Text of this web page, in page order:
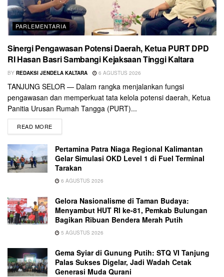
PARLEMENTARIA
Sinergi Pengawasan Potensi Daerah, Ketua PURT DPD
RI Hasan Basri Sambangi Kejaksaan Tinggi Kaltara
BY REDAKSI JENDELA KALTARA 6 AGUSTUS 2026
TANJUNG SELOR — Dalam rangka menjalankan fungsi
pengawasan dan memperkuat tata kelola potensi daerah, Ketua
Panitia Urusan Rumah Tangga (PURT)...
READ MORE
Pertamina Patra Niaga Regional Kalimantan
Gelar Simulasi OKD Level 1 di Fuel Terminal
Tarakan
6 AGUSTUS 2026
Gelora Nasionalisme di Taman Budaya:
Menyambut HUT RI ke-81, Pemkab Bulungan
Bagikan Ribuan Bendera Merah Putih
5 AGUSTUS 2026
Gema Syiar di Gunung Putih: STQ VI Tanjung
Palas Sukses Digelar, Jadi Wadah Cetak
Generasi Muda Qurani